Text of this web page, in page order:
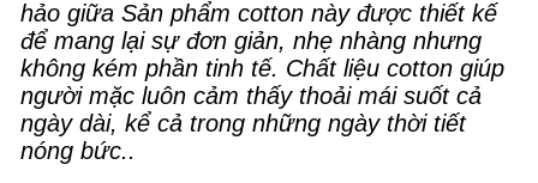
hảo giữa Sản phẩm cotton này được thiết kế
để mang lại sự đơn giản, nhẹ nhàng nhưng
không kém phần tinh tế. Chất liệu cotton giúp
người mặc luôn cảm thấy thoải mái suốt cả
ngày dài, kể cả trong những ngày thời tiết
nóng bức..